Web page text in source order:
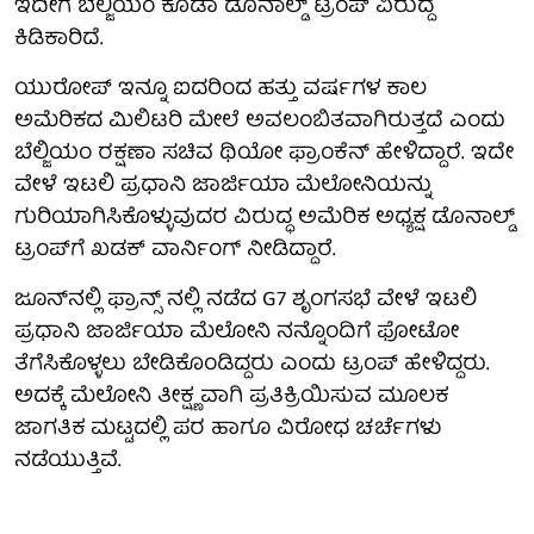
ಕಿಡಿಕಾರಿದೆ.
ಯುರೋಪ್ ಇನ್ನೂ ಐದರಿಂದ ಹತ್ತು ವರ್ಷಗಳ ಕಾಲ
ಅಮೆರಿಕದ ಮಿಲಿಟರಿ ಮೇಲೆ ಅವಲಂಬಿತವಾಗಿರುತ್ತದೆ ಎಂದು
ಬೆಲ್ಜಿಯಂ ರಕ್ಷಣಾ ಸಚಿವ ಥಿಯೋ ಫ್ರಾಂಕೆನ್ ಹೇಳಿದ್ದಾರೆ. ಇದೇ
ವೇಳೆ ಇಟಲಿ ಪ್ರಧಾನಿ ಜಾರ್ಜಿಯಾ ಮೆಲೋನಿಯನ್ನು
ಗುರಿಯಾಗಿಸಿಕೊಳ್ಳುವುದರ ವಿರುದ್ಧ ಅಮೆರಿಕ ಅಧ್ಯಕ್ಷ ಡೊನಾಲ್ಡ್
ಟ್ರಂಪ್‌ಗೆ ಖಡಕ್ ವಾರ್ನಿಂಗ್ ನೀಡಿದ್ದಾರೆ.
ಜೂನ್‌ನಲ್ಲಿ ಫ್ರಾನ್ಸ್ ನಲ್ಲಿ ನಡೆದ G7 ಶೃಂಗಸಭೆ ವೇಳೆ ಇಟಲಿ
ಪ್ರಧಾನಿ ಜಾರ್ಜಿಯಾ ಮೆಲೋನಿ ನನ್ನೊಂದಿಗೆ ಫೋಟೋ
ತೆಗೆಸಿಕೊಳ್ಳಲು ಬೇಡಿಕೊಂಡಿದ್ದರು ಎಂದು ಟ್ರಂಪ್ ಹೇಳಿದ್ದರು.
ಅದಕ್ಕೆ ಮೆಲೋನಿ ತೀಕ್ಷ್ಣವಾಗಿ ಪ್ರತಿಕ್ರಿಯಿಸುವ ಮೂಲಕ
ಜಾಗತಿಕ ಮಟ್ಟದಲ್ಲಿ ಪರ ಹಾಗೂ ವಿರೋಧ ಚರ್ಚೆಗಳು
ನಡೆಯುತ್ತಿವೆ.